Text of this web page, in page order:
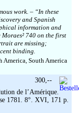
work. – “In these
and Spanish
information and
740 on the first
are missing;
binding.
America, South America
de l’Amérique.
1781. 8°. XVI, 171 p.
300,--